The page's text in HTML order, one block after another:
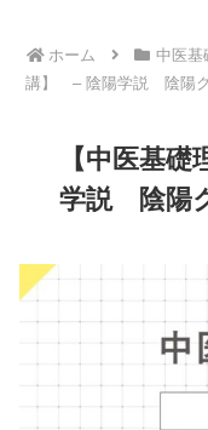
ホーム 中医基
講】 – 陰陽学説 陰陽
【中医基
学説 陰陽